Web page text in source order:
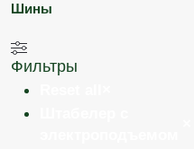
Шины
Фильтры